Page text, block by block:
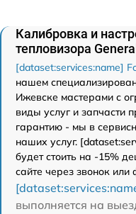
Калибровка и
тепловизора
[dataset:services:name]
нашем
Ижевске мастерами с
виды услуг и запчасти
гарантию - мы в
наших услуг.
будет стоить на -15%
сайте через звонок
выполняется на